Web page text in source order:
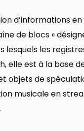
d’informations
de blocs »
lesquels les
elle est à la base
objets de
musicale en